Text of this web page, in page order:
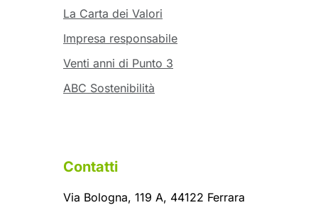
La Carta dei Valori
Impresa responsabile
Venti anni di Punto 3
ABC Sostenibilità
Contatti
Via Bologna, 119 A, 44122 Ferrara